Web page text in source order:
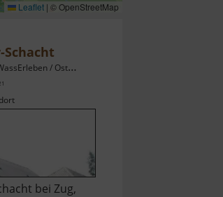
Leaflet | © OpenStreetMap
/ Osterzgebirge
bei Zug,